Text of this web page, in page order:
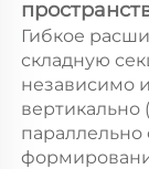
Гибкое
складную
независимо
вертикально
параллельно